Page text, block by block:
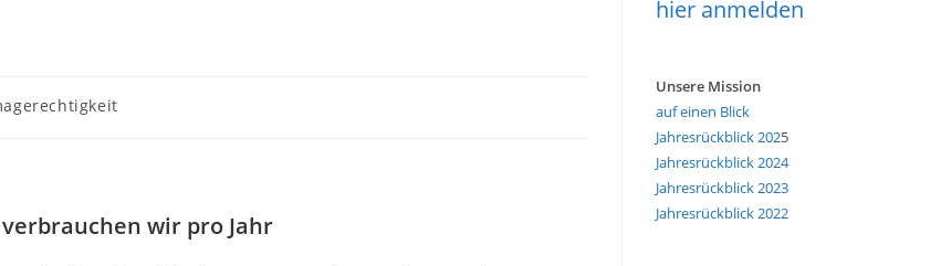
verbrauchen wir pro Jahr
hier anmelden
Unsere Mission
auf einen Blick
Jahresrückblick 2025
Jahresrückblick 2024
Jahresrückblick 2023
Jahresrückblick 2022